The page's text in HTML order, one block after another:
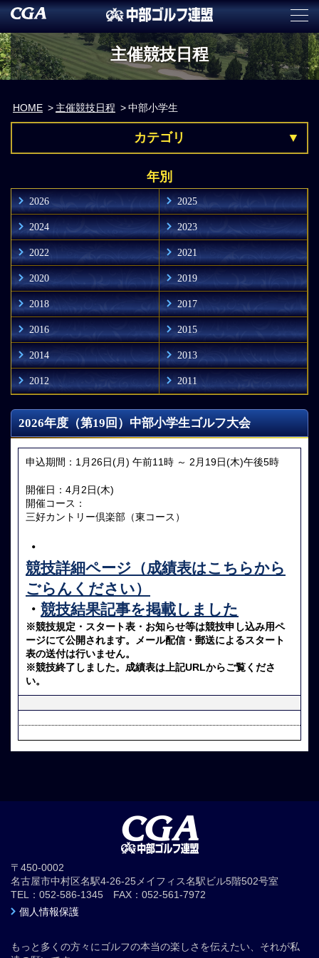
主催競技日程
HOME 主催競技日程 中部小学生
カテゴリ
年別
2026 2025
2024 2023
2022 2021
2020 2019
2018 2017
2016 2015
2014 2013
2012 2011
2026年度（第19回）中部小学生ゴルフ大会
申込期間：1月26日(月) 午前11時 ～ 2月19日(木)午後5時
開催日：4月2日(木)
開催コース：
三好カントリー倶楽部（東コース）
・
競技詳細ページ（成績表はこちらから
ごらんください）
・ 競技結果記事を掲載しました
※競技規定・スタート表・お知らせ等は競技申し込み用ペ
ージにて公開されます。メール配信・郵送によるスタート
表の送付は行いません。
※競技終了しました。成績表は上記URLからご覧くださ
い。
〒450-0002
名古屋市中村区名駅4-26-25メイフィス名駅ビル5階502号室
TEL：052-586-1345 FAX：052-561-7972
個人情報保護
もっと多くの方々にゴルフの本当の楽しさを伝えたい、それが私